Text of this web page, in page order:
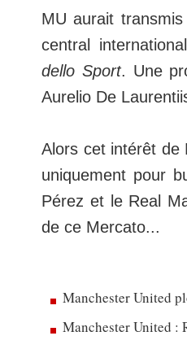
MU aurait
central
dello Sport. Une
Aurelio De
Alors cet intérêt de
uniquement pour
Pérez et le Real
de ce Mercato...
Manchester United
Manchester United :